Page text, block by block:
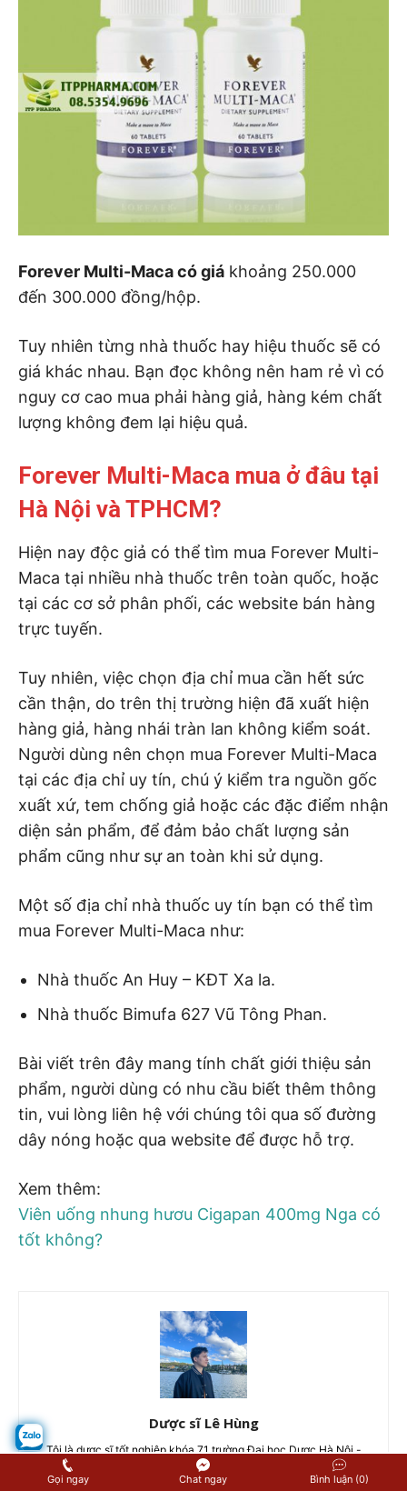
Forever Multi-Maca có giá khoảng 250.000
đến 300.000 đồng/hộp.
Tuy nhiên từng nhà thuốc hay hiệu thuốc sẽ có
giá khác nhau. Bạn đọc không nên ham rẻ vì có
nguy cơ cao mua phải hàng giả, hàng kém chất
lượng không đem lại hiệu quả.
Forever Multi-Maca mua ở đâu tại
Hà Nội và TPHCM?
Hiện nay độc giả có thể tìm mua Forever Multi-
Maca tại nhiều nhà thuốc trên toàn quốc, hoặc
tại các cơ sở phân phối, các website bán hàng
trực tuyến.
Tuy nhiên, việc chọn địa chỉ mua cần hết sức
cần thận, do trên thị trường hiện đã xuất hiện
hàng giả, hàng nhái tràn lan không kiểm soát.
Người dùng nên chọn mua Forever Multi-Maca
tại các địa chỉ uy tín, chú ý kiểm tra nguồn gốc
xuất xứ, tem chống giả hoặc các đặc điểm nhận
diện sản phẩm, để đảm bảo chất lượng sản
phẩm cũng như sự an toàn khi sử dụng.
Một số địa chỉ nhà thuốc uy tín bạn có thể tìm
mua Forever Multi-Maca như:
Nhà thuốc An Huy – KĐT Xa la.
Nhà thuốc Bimufa 627 Vũ Tông Phan.
Bài viết trên đây mang tính chất giới thiệu sản
phẩm, người dùng có nhu cầu biết thêm thông
tin, vui lòng liên hệ với chúng tôi qua số đường
dây nóng hoặc qua website để được hỗ trợ.
Xem thêm:
Viên uống nhung hươu Cigapan 400mg Nga có
tốt không?
Dược sĩ Lê Hùng
Tôi là dược sĩ tốt nghiệp khóa 71 trường Đại học Dược Hà Nội -
Ngôi trường được coi là cái nôi đào tạo các thế hệ Dược sĩ của
Việt Nam từ trước đến nay. Tôi đã có kinh nghiệm nhiều năm tư
Gọi ngay Chat ngay Bình luận (0)